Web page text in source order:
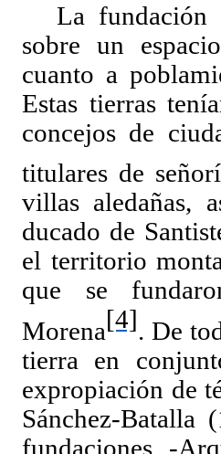
La fundación
sobre un
cuanto a
Estas tierras
concejos de
titulares de
villas aledañas,
ducado de
el territorio
que se
Morena[4]. De
tierra en
expropiación de
Sánchez-Batalla
fundaciones -